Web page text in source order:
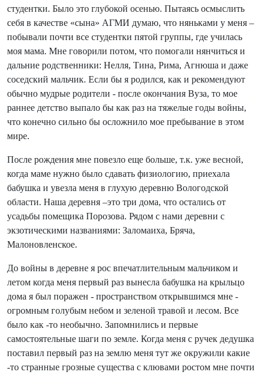
студентки. Было это глубокой осенью. Пытаясь осмыслить
себя в качестве «сына» АГМИ думаю, что няньками у меня –
побывали почти все студентки пятой группы, где училась
моя мама. Мне говорили потом, что помогали нянчиться и
дальние родственники: Нелля, Тина, Рима, Агнюша и даже
соседский мальчик. Если бы я родился, как и рекомендуют
обычно мудрые родители - после окончания Вуза, то мое
раннее детство выпало бы как раз на тяжелые годы войны,
что конечно сильно бы осложнило мое пребывание в этом
мире.
После рождения мне повезло еще больше, т.к. уже весной,
когда маме нужно было сдавать физиологию, приехала
бабушка и увезла меня в глухую деревню Вологодской
области. Наша деревня –это три дома, что остались от
усадьбы помещика Порозова. Рядом с нами деревни с
экзотическими названиями: Заломаиха, Бряча,
Малоновленское.
До войны в деревне я рос впечатлительным мальчиком и
летом когда меня первый раз вынесла бабушка на крыльцо
дома я был поражен - пространством открывшимся мне -
огромным голубым небом и зеленой травой и лесом. Все
было как -то необычно. Запомнились и первые
самостоятельные шаги по земле. Когда меня с ручек дедушка
поставил первый раз на землю меня тут же окружили какие
-то странные грозные существа с клювами ростом мне почти